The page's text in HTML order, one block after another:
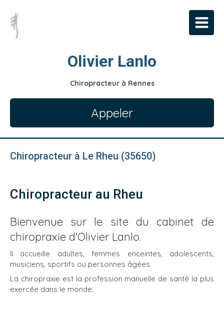
Olivier Lanlo
Chiropracteur à Rennes
Appeler
Chiropracteur à Le Rheu (35650)
Chiropracteur au Rheu
Bienvenue sur le site du cabinet de
chiropraxie d'Olivier Lanlo.
Il accueille adultes, femmes enceintes, adolescents,
musiciens, sportifs ou personnes âgées.
La chiropraxie est la profession manuelle de santé la plus
exercée dans le monde.